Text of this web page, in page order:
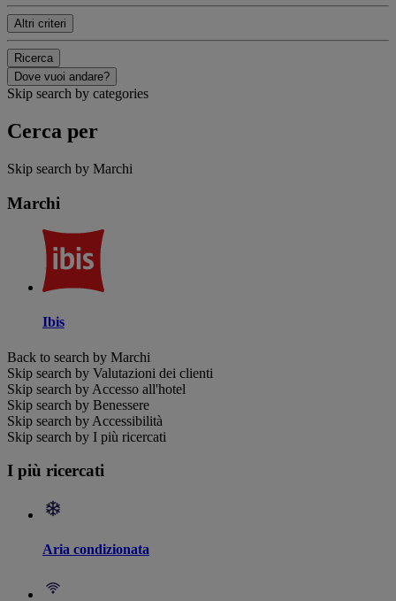
Altri criteri
Ricerca
Dove vuoi andare?
Skip search by categories
Cerca per
Skip search by Marchi
Marchi
Ibis
Back to search by Marchi
Skip search by Valutazioni dei clienti
Skip search by Accesso all'hotel
Skip search by Benessere
Skip search by Accessibilità
Skip search by I più ricercati
I più ricercati
Aria condizionata